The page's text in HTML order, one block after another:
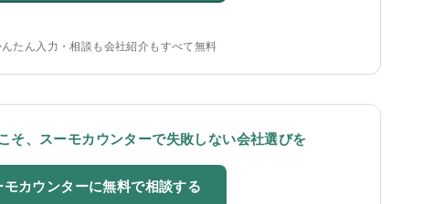
たん入力・相談も会社紹介もすべて無料
そ、スーモカウンターで失敗しない会社選びを
モカウンターに無料で相談する